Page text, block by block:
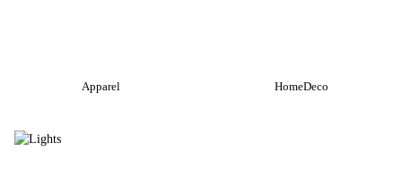
Apparel HomeDeco